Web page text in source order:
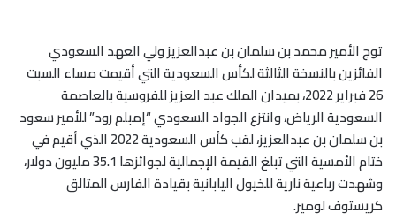
توج الأمير محمد بن سلمان بن عبدالعزيز ولي العهد السعودي
الفائزين بالنسخة الثالثة لكأس السعودية التي أقيمت مساء السبت
26 فبراير 2022، بميدان الملك عبد العزيز للفروسية بالعاصمة
السعودية الرياض، وانتزع الجواد السعودي “إمبلم رود” للأمير سعود
بن سلمان بن عبدالعزيز، لقب كأس السعودية 2022 الذي أقيم في
ختام الأمسية التي تبلغ القيمة الإجمالية لجوائزها 35.1 مليون دولار،
وشهدت رباعية نارية للخيول اليابانية بقيادة الفارس المتالق
كريستوف لومير.